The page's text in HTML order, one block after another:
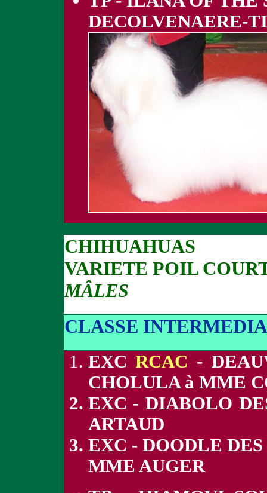
DECOLVENAERE-
CHIHUAHUAS
VARIETE POIL
MÂLES
CLASSE
EXCRCAC -
CHOLULA à MME
EXC - DIABOLO
ARTAUD
EXC - DOODLE
MME AUGER